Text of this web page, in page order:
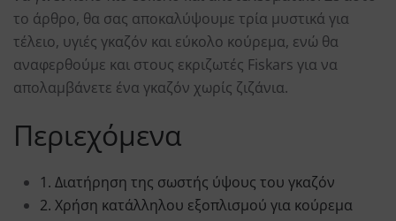
το άρθρο, θα σας αποκαλύψουμε τρία μυστικά για
τέλειο, υγιές γκαζόν και εύκολο κούρεμα, ενώ θα
αναφερθούμε και στους εκριζωτές Fiskars για να
απολαμβάνετε ένα γκαζόν χωρίς ζιζάνια.
Περιεχόμενα
1. Διατήρηση της σωστής ύψους του γκαζόν
2. Χρήση κατάλληλου εξοπλισμού για κούρεμα